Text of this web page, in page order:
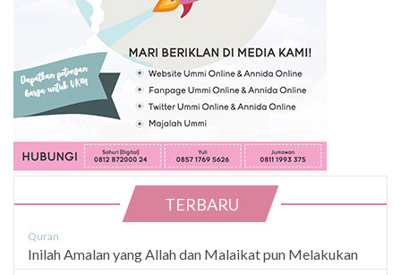
TERBARU
Quran
Inilah Amalan yang Allah dan Malaikat pun Melakukan